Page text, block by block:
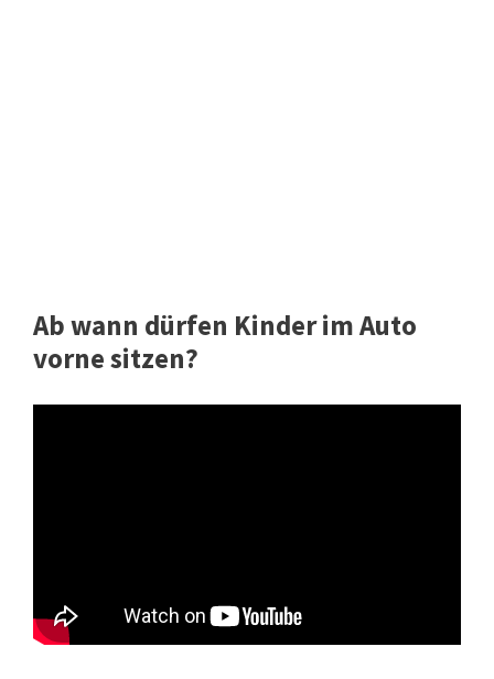
Ab wann dürfen Kinder im Auto
vorne sitzen?